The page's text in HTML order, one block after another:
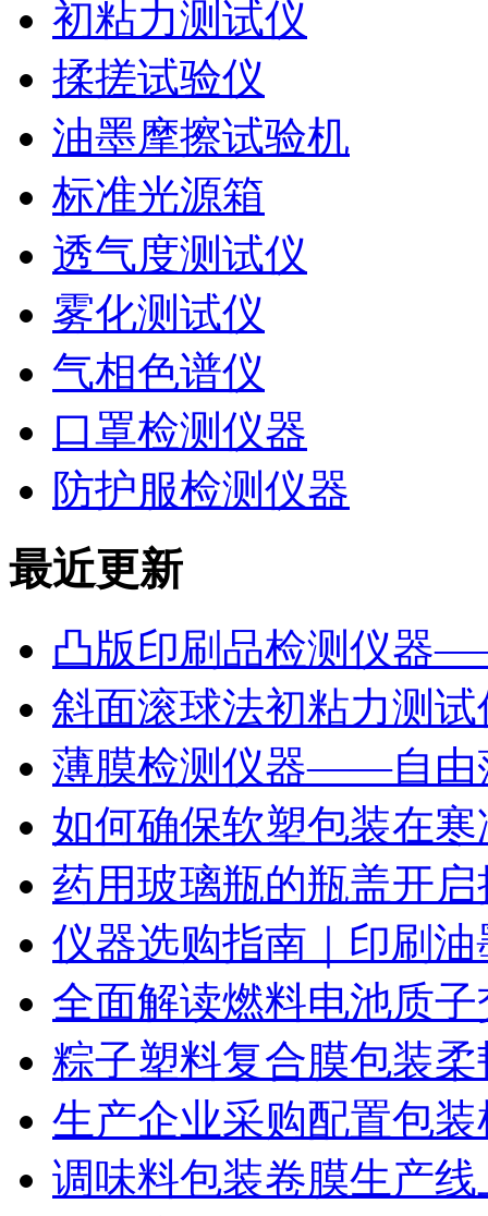
初粘力测试仪
揉搓试验仪
油墨摩擦试验机
标准光源箱
透气度测试仪
雾化测试仪
气相色谱仪
口罩检测仪器
防护服检测仪器
最近更新
凸版印刷品检测仪器
斜面滚球法初粘力测
薄膜检测仪器——自由
如何确保软塑包装在
药用玻璃瓶的瓶盖开
仪器选购指南｜印刷
全面解读燃料电池质
粽子塑料复合膜包装
生产企业采购配置包
调味料包装卷膜生产